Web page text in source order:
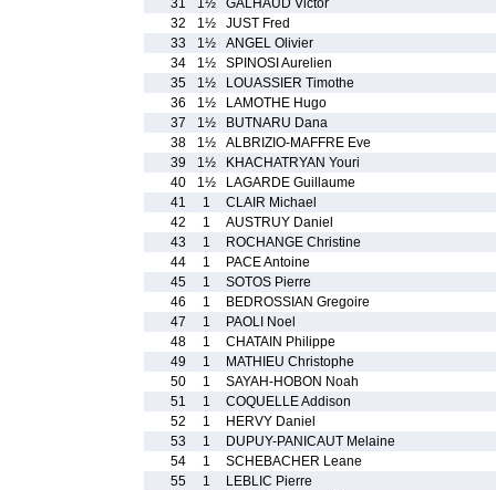
31
1½
GALHAUD Victor
32
1½
JUST Fred
33
1½
ANGEL Olivier
34
1½
SPINOSI Aurelien
35
1½
LOUASSIER Timothe
36
1½
LAMOTHE Hugo
37
1½
BUTNARU Dana
38
1½
ALBRIZIO-MAFFRE Eve
39
1½
KHACHATRYAN Youri
40
1½
LAGARDE Guillaume
41
1
CLAIR Michael
42
1
AUSTRUY Daniel
43
1
ROCHANGE Christine
44
1
PACE Antoine
45
1
SOTOS Pierre
46
1
BEDROSSIAN Gregoire
47
1
PAOLI Noel
48
1
CHATAIN Philippe
49
1
MATHIEU Christophe
50
1
SAYAH-HOBON Noah
51
1
COQUELLE Addison
52
1
HERVY Daniel
53
1
DUPUY-PANICAUT Melaine
54
1
SCHEBACHER Leane
55
1
LEBLIC Pierre